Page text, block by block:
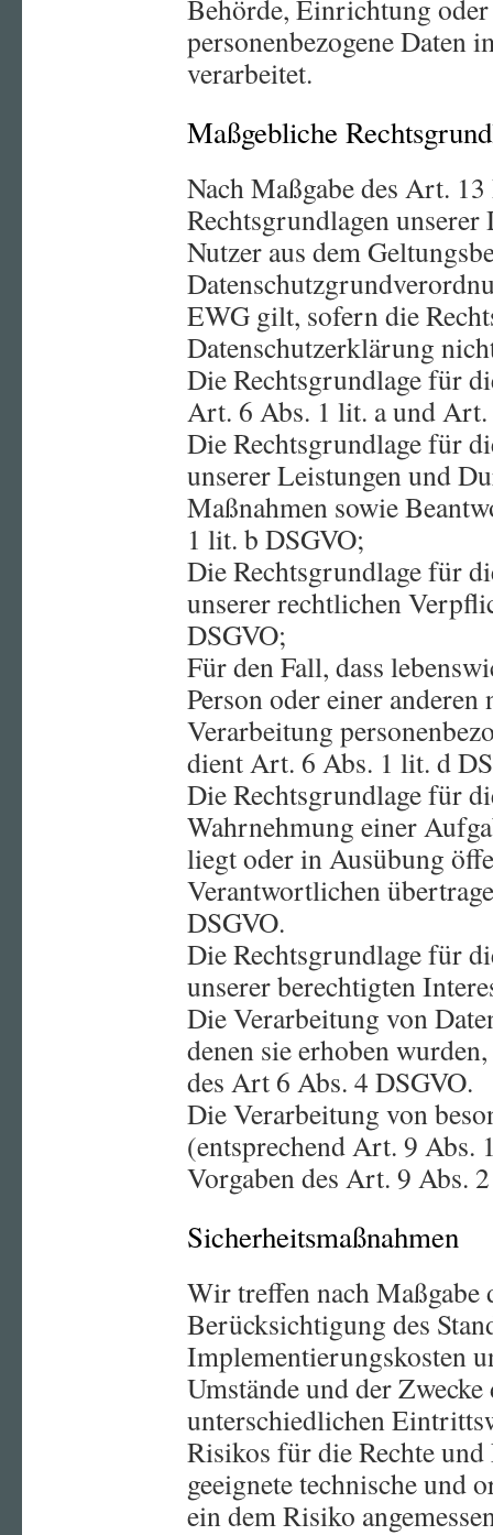
Behörde, Einrichtung oder
personenbezogene Daten
verarbeitet.
Maßgebliche
Nach Maßgabe des Art.
Rechtsgrundlagen
Nutzer aus dem
EWG gilt, sofern die
Datenschutzerklärung
Die Rechtsgrundlage für
Art. 6 Abs. 1 lit. a und
Die Rechtsgrundlage für
unserer Leistungen und
Maßnahmen sowie
1 lit. b DSGVO;
Die Rechtsgrundlage für
unserer rechtlichen
DSGVO;
Für den Fall, dass
Person oder einer
Verarbeitung
dient Art. 6 Abs. 1 lit. d
Die Rechtsgrundlage für
Wahrnehmung einer
liegt oder in Ausübung
Verantwortlichen
DSGVO.
Die Rechtsgrundlage für
unserer berechtigten
Die Verarbeitung von
denen sie erhoben
des Art 6 Abs. 4 DSGVO.
Die Verarbeitung von
(entsprechend Art. 9 Abs.
Vorgaben des Art. 9 Abs.
Sicherheitsmaßnahmen
Wir treffen nach Maßgabe
Berücksichtigung des
Implementierungskosten
Umstände und der
unterschiedlichen
Risikos für die Rechte
geeignete technische und
ein dem Risiko